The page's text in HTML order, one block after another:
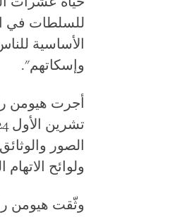
للسلطات في
الأساسية
وإسكاتهم".
الصور
ولوائح